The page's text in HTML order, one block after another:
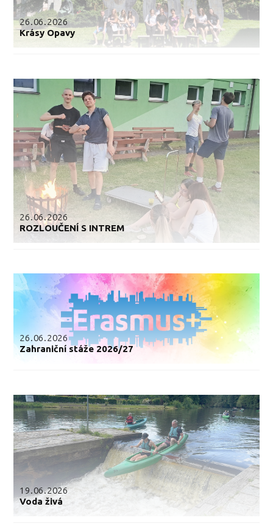
26.06.2026
Krásy Opavy
26.06.2026
ROZLOUČENÍ S INTREM
26.06.2026
Zahraniční stáže 2026/27
19.06.2026
Voda živá